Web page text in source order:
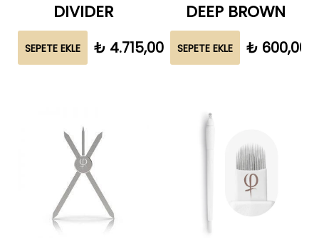
DIVIDER
SEPETE EKLE ₺ 4.715,00
DEEP BROWN
SEPETE EKLE ₺ 600,00